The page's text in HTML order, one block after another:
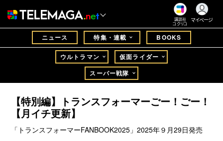
講談社
コクリコ
マイページ
ニュース 特集・連載 BOOKS
ウルトラマン
仮面ライダー
スーパー戦隊
【特別編】トランスフォーマーごー！ごー！
【月イチ更新】
「トランスフォーマーFANBOOK2025」2025年９月29日発売